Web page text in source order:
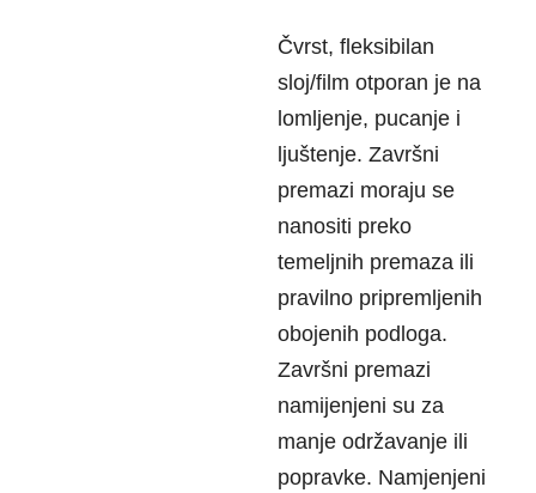
Čvrst, fleksibilan
sloj/film otporan je na
lomljenje, pucanje i
ljuštenje. Završni
premazi moraju se
nanositi preko
temeljnih premaza ili
pravilno pripremljenih
obojenih podloga.
Završni premazi
namijenjeni su za
manje održavanje ili
popravke. Namjenjeni